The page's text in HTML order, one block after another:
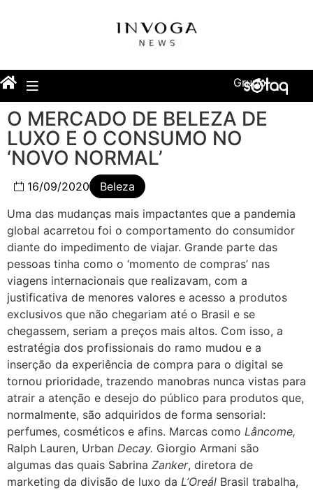
Grupo
O MERCADO DE BELEZA DE
LUXO E O CONSUMO NO
‘NOVO NORMAL’
16/09/2020
Beleza
Uma das mudanças mais impactantes que a pandemia
global acarretou foi o comportamento do consumidor
diante do impedimento de viajar. Grande parte das
pessoas tinha como o ‘momento de compras’ nas
viagens internacionais que realizavam, com a
justificativa de menores valores e acesso a produtos
exclusivos que não chegariam até o Brasil e se
chegassem, seriam a preços mais altos. Com isso, a
estratégia dos profissionais do ramo mudou e a
inserção da experiência de compra para o digital se
tornou prioridade, trazendo manobras nunca vistas para
atrair a atenção e desejo do público para produtos que,
normalmente, são adquiridos de forma sensorial:
perfumes, cosméticos e afins. Marcas como Lâncome,
Ralph Lauren, Urban Decay. Giorgio Armani são
algumas das quais Sabrina Zanker, diretora de
marketing da divisão de luxo da L’Oreál Brasil trabalha,